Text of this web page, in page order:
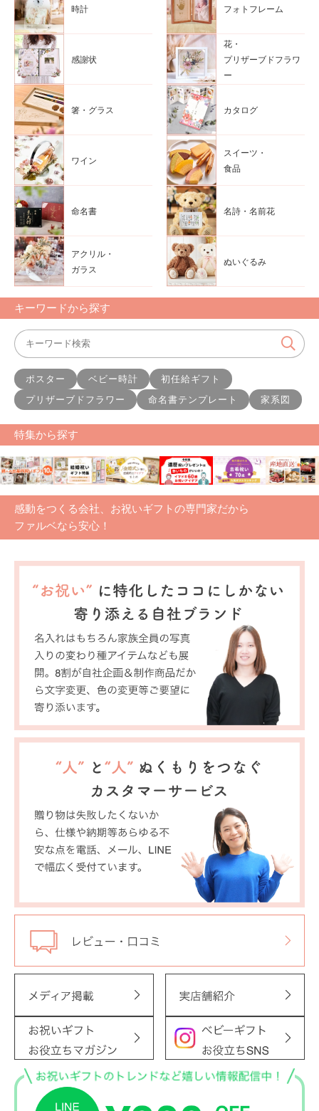
時計 フォトフレーム
感謝状
花・
プリザーブドフラワ
ー
箸・グラス カタログ
ワイン
スイーツ・
食品
命名書 名詩・名前花
アクリル・
ガラス
ぬいぐるみ
キーワードから探す
ポスター ベビー時計
初任給ギフト
プリザーブドフラワー
命名書テンプレート 家系図
特集から探す
感動をつくる会社、お祝いギフトの専門家だから
ファルベなら安心！